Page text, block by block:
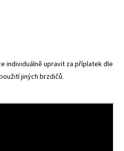
individuálně upravit za příplatek dle
jiných brzdičů.